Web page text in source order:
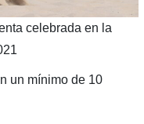
celebrada en la
un mínimo de 10